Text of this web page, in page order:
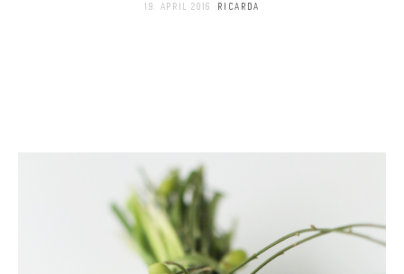
19. APRIL 2016 RICARDA